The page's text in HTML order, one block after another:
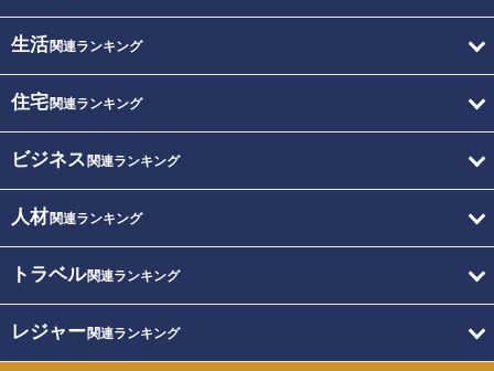
生活関連ランキング
住宅関連ランキング
ビジネス 関連ランキング
人材関連ランキング
トラベル関連ランキング
レジャー関連ランキング